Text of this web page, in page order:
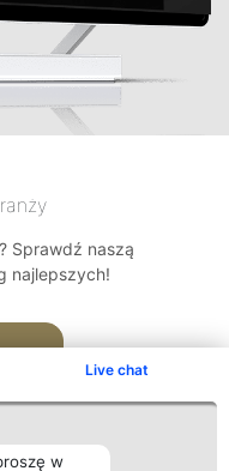
Live chat
w
Sprawdź naszą
najlepszych!